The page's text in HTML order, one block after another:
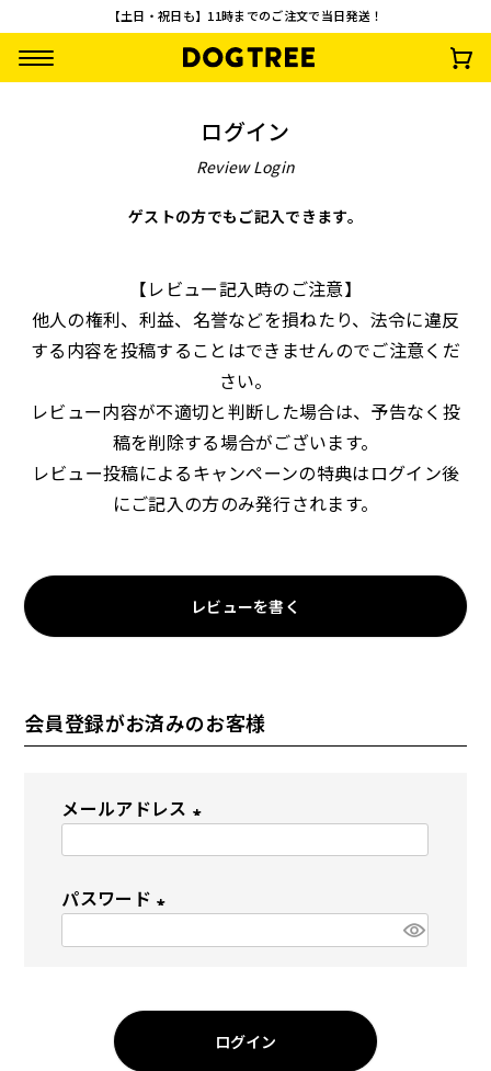
【土日・祝日も】11時までのご注文で当日発送！
スティック3種セッ
(税込)
【お一人様1回限
り・送料無料】おや
つお試し10点セッ
2,500 (税込)
ターキーアキレス M
約30g
¥1,485 (税込)
¥792 (税込)
ドッグフード トッピング
ログイン
Review Login
ゲストの方でもご記入できます。
【レビュー記入時のご注意】
他人の権利、利益、名誉などを損ねたり、法令に違反
する内容を投稿することはできませんのでご注意くだ
さい。
レビュー内容が不適切と判断した場合は、予告なく投
稿を削除する場合がございます。
レビュー投稿によるキャンペーンの特典はログイン後
にご記入の方のみ発行されます。
レビューを書く
会員登録がお済みのお客様
メールアドレス
(
須
)
パスワード
(
ログイン